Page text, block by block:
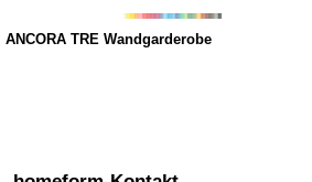
ANCORA TRE Wandgarderobe